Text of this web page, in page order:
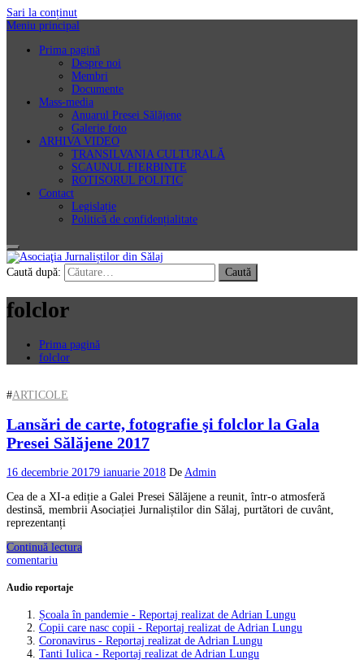
Sari la conținut
Meniu principal
Prima pagină
Despre noi
Membri
Documente
Mass-media
Anuarul Presei Sălăjene
Galerie foto
ARHIVA VIDEO
TRANSILVANIA CULTURALĂ
SCAUNUL FIERBINTE
ROTISORUL POLITIC
Contact
Legislație
Politică de confidențialitate
Asociaţia Jurnaliștilor din Sălaj
Caută după:
folclor
Prima pagină
folclor
#ARTICOLE
Lansări de carte, fotografie şi folclor la Gala
Presei Sălăjene 2017
16 decembrie 20179 ianuarie 2018 De Admin
Cea de a XI-a ediție a Galei Presei Sălăjene a reunit, într-o atmosferă
destinsă, membrii Asociației Jurnaliștilor din Sălaj, purtători de cuvânt,
reprezentanți
Continuă lectura
comentariu
Audio reportaje
Școala în pandemie - Reportaj realizat de Adrian Lungu
Copii care nasc copii - Reportaj realizat de Adrian Lungu
Coronavirus - Reportaj realizat de Adrian Lungu
Tanti Iulica - Reportaj realizat de Adrian Lungu